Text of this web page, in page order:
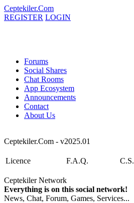
Ceptekiler.Com
REGISTER LOGIN
Forums
Social Shares
Chat Rooms
App Ecosystem
Announcements
Contact
About Us
Ceptekiler.Com - v2025.01
Licence F.A.Q. C.S.
Ceptekiler Network
Everything is on this social network!
News, Chat, Forum, Games, Services...